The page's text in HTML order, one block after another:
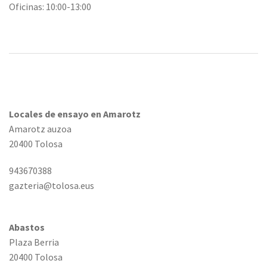
Oficinas: 10:00-13:00
Locales de ensayo en Amarotz
Amarotz auzoa
20400 Tolosa
943670388
gazteria@tolosa.eus
Abastos
Plaza Berria
20400 Tolosa